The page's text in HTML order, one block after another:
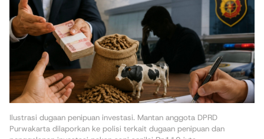
Ilustrasi dugaan penipuan investasi. Mantan anggota DPRD
Purwakarta dilaporkan ke polisi terkait dugaan penipuan dan